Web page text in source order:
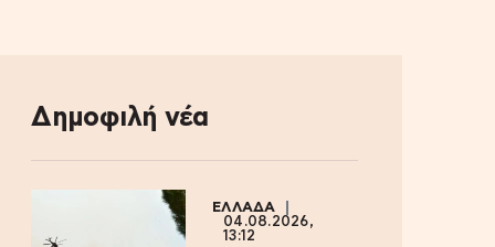
Δημοφιλή νέα
ΕΛΛΑΔΑ
04.08.2026,
13:12